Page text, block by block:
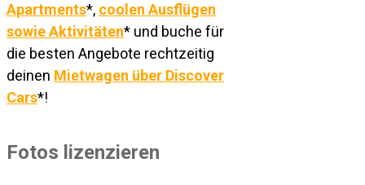
Apartments*, coolen Ausflügen
sowie Aktivitäten* und buche für
die besten Angebote rechtzeitig
deinen Mietwagen über Discover
Cars*!
Fotos lizenzieren